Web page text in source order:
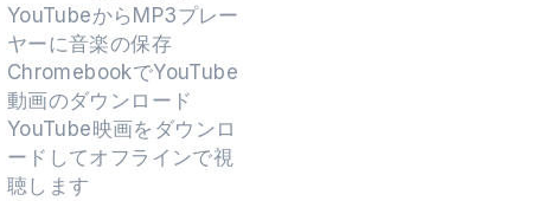
YouTubeからMP3プレー
ヤーに音楽の保存
ChromebookでYouTube
動画のダウンロード
YouTube映画をダウンロ
ードしてオフラインで視
聴します